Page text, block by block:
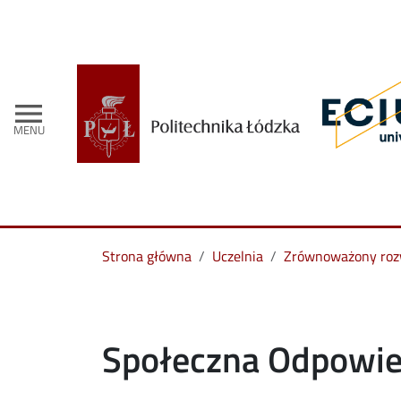
menu
MENU
Strona główna Uczelnia Zrównoważony
Społeczna